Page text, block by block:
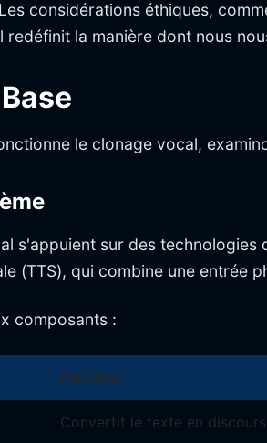
considérations éthiques,
la manière dont nous
le clonage vocal,
s'appuient sur des
(TTS), qui combine une entrée
composants :
Fonction
Convertit le texte en